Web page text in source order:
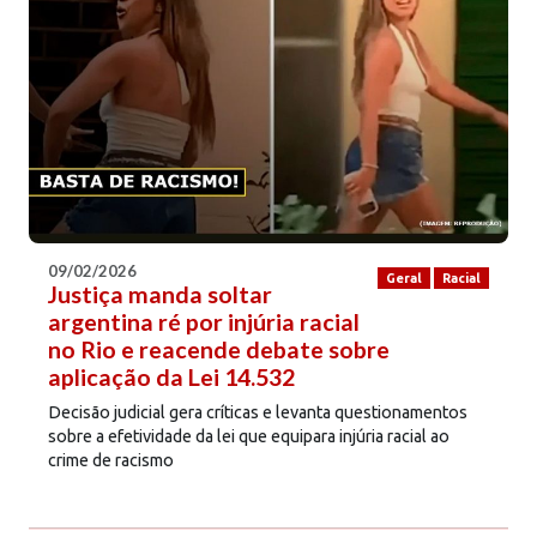
Geral Racial
09/02/2026
Justiça manda soltar
argentina ré por injúria racial
no Rio e reacende debate sobre
aplicação da Lei 14.532
Decisão judicial gera críticas e levanta questionamentos
sobre a efetividade da lei que equipara injúria racial ao
crime de racismo